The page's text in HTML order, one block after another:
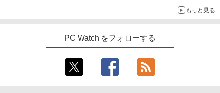
【マラソンセール期間中ポイント5倍】中
古ノートパソコン 第8世代 Core i5 メモ
ンキー Webカメラ 無線LAN Wi-Fi Wind
ows11 Lenovo ThinkPad L580 初期設
￥124,800
24G4/11 23.8インチ フルHD 180Hz ゲー
￥13,591
もっと見る
PC Watch をフォローする